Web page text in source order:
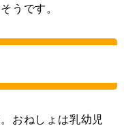
うです。
おねしょは乳幼児